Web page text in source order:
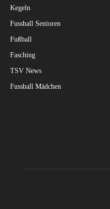
Kegeln
Fussball Senioren
Fußball
Fasching
TSV News
Fussball Mädchen